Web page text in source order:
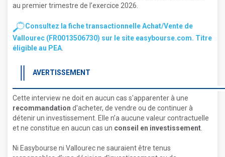
au premier trimestre de l’exercice 2026.
Consultez la fiche transactionnelle Achat/Vente de
Vallourec (FR0013506730) sur le site easybourse.com. Titre
éligible au PEA
AVERTISSEMENT
Cette interview ne doit en aucun cas s'apparenter à une
recommandation d'acheter, de vendre ou de continuer à
détenir un investissement. Elle n’a aucune valeur contractuelle
et ne constitue en aucun cas un conseil en investissement
Ni Easybourse ni Vallourec ne sauraient être tenus